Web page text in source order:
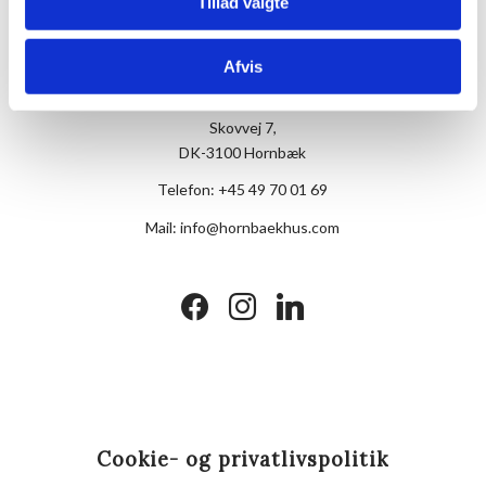
Afvis
Hotel Hornbækhus
Skovvej 7,
DK-3100 Hornbæk
Telefon: +45 49 70 01 69
Mail:info@hornbaekhus.com
facebookinstagramlinkedin
Cookie- og privatlivspolitik